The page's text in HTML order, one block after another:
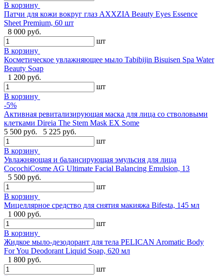
В корзину
Патчи для кожи вокруг глаз AXXZIA Beauty Eyes Essence
Sheet Premium, 60 шт
8 000 руб.
шт
В корзину
Косметическое увлажняющее мыло Tabibijin Bisuisen Spa Water
Beauty Soap
1 200 руб.
шт
В корзину
-5%
Активная ревитализирующая маска для лица со стволовыми
клетками Direia The Stem Mask EX Some
5 500 руб.
5 225 руб.
шт
В корзину
Увлажняющая и балансирующая эмульсия для лица
CocochiCosme AG Ultimate Facial Balancing Emulsion, 13
5 500 руб.
шт
В корзину
Мицеллярное средство для снятия макияжа Bifesta, 145 мл
1 000 руб.
шт
В корзину
Жидкое мыло-дезодорант для тела PELICAN Aromatic Body
For You Deodorant Liquid Soap, 620 мл
1 800 руб.
шт